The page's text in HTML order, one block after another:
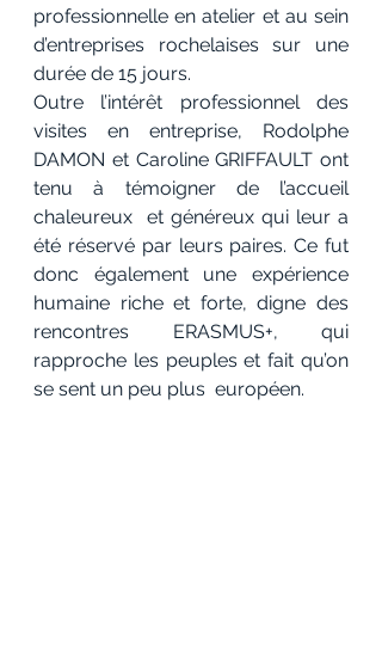
professionnelle en atelier et au sein
d’entreprises rochelaises sur une
durée de 15 jours.
Outre l’intérêt professionnel des
visites en entreprise, Rodolphe
DAMON et Caroline GRIFFAULT ont
tenu à témoigner de l’accueil
chaleureux  et généreux qui leur a
été réservé par leurs paires. Ce fut
donc également une expérience
humaine riche et forte, digne des
rencontres ERASMUS+, qui
rapproche les peuples et fait qu’on
se sent un peu plus  européen.